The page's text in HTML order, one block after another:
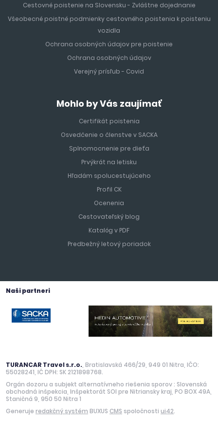
Cestovné poistenie na Slovensku - Zvláštne dojednanie
Všeobecné poistné podmienky cestovného poistenia k poisteniu
vozidla
Ochrana osobných údajov pre poistenie
Ochrana osobných údajov
Verejný prísľub - Covid
Mohlo by Vás zaujímať
Certifikát poistenia
Osvedčenie o členstve v SACKA
Splnomocnenie pre dieťa
Prvýkrát na letisku
Hľadám spolucestujúceho
Profil CK
Ocenenia
Cestovateľský blog
Katalóg v PDF
Predbežný letový poriadok
Naši partneri
TURANCAR Travel s.r.o. , Bratislavská 466/29, 949 01 Nitra, IČO:
55028241, IČ DPH: SK 2121898768.
Orgán dozoru a subjekt alternatívneho riešenia sporov : Slovenská
obchodná inšpekcia, Inšpektorát SOI pre Nitriansky kraj, PO BOX 49A,
Staničná 9, 950 50 Nitra 1
Generuje redakčný systém BUXUS CMS spoločnosti ui42.